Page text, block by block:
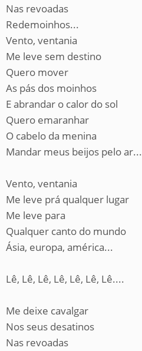
Nas revoadas
Redemoinhos...
Vento, ventania
Me leve sem destino
Quero mover
As pás dos moinhos
E abrandar o calor do sol
Quero emaranhar
O cabelo da menina
Mandar meus beijos pelo ar...
Vento, ventania
Me leve prá qualquer lugar
Me leve para
Qualquer canto do mundo
Ásia, europa, américa...
Lê, Lê, Lê, Lê, Lê, Lê, Lê....
Me deixe cavalgar
Nos seus desatinos
Nas revoadas